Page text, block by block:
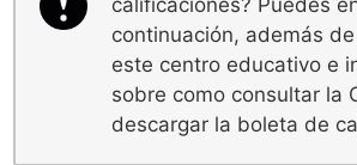
calificaciones? Puedes
continuación, además
este centro educativo e
sobre como consultar la
descargar la boleta de